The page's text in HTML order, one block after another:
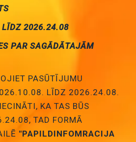
ON-(ON), 5A/250VAC,
bez fiksācijas
AE-E3111DA
Noliktavas
2026.24.08
PAR SAGĀDĀTAJĀM
PASŪTĪJUMU
LĪDZ 2026.24.08.
KA TAS BŪS
TAD FORMĀ
"PAPILDINFOMRACIJA